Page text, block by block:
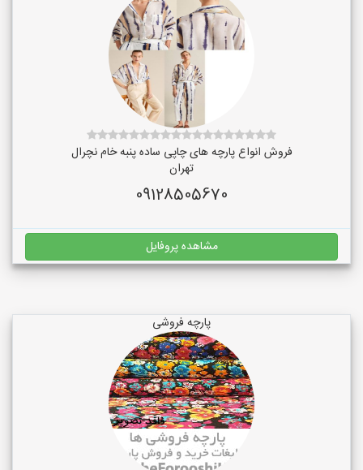
فروش انواع پارچه های چاپی ساده پنبه خام نچرال
تهران
09128505670
مشاهده پروفایل
پارچه فروشی